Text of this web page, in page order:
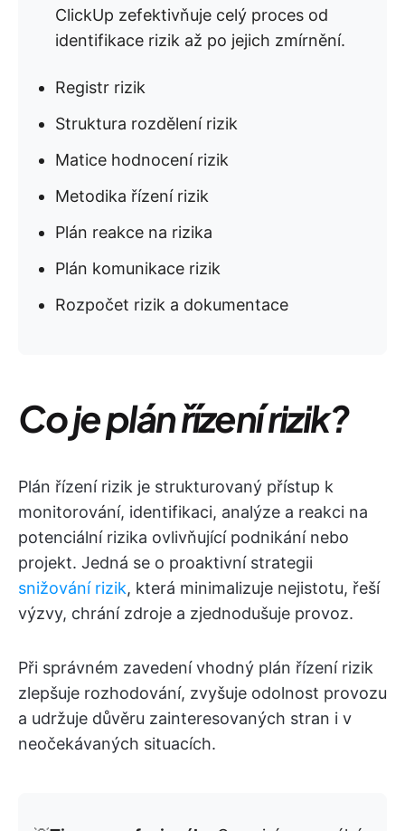
ClickUp zefektivňuje celý proces od
identifikace rizik až po jejich zmírnění.
Registr rizik
Struktura rozdělení rizik
Matice hodnocení rizik
Metodika řízení rizik
Plán reakce na rizika
Plán komunikace rizik
Rozpočet rizik a dokumentace
Co je plán řízení rizik?
Plán řízení rizik je strukturovaný přístup k
monitorování, identifikaci, analýze a reakci na
potenciální rizika ovlivňující podnikání nebo
projekt. Jedná se o proaktivní strategii
snižování rizik, která minimalizuje nejistotu, řeší
výzvy, chrání zdroje a zjednodušuje provoz.
Při správném zavedení vhodný plán řízení rizik
zlepšuje rozhodování, zvyšuje odolnost provozu
a udržuje důvěru zainteresovaných stran i v
neočekávaných situacích.